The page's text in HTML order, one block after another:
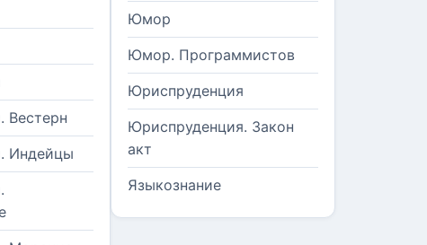
Вестерн
Индейцы
Юмор
Юмор. Программистов
Юриспруденция
Юриспруденция. Закон
акт
Языкознание